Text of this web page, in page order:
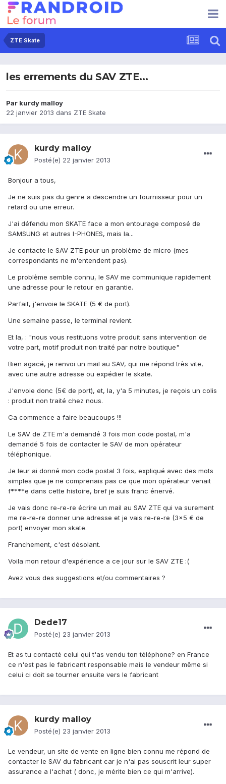
ZTE Skate
les errements du SAV ZTE...
Par kurdy malloy
22 janvier 2013 dans ZTE Skate
kurdy malloy
Posté(e) 22 janvier 2013
Bonjour a tous,
Je ne suis pas du genre a descendre un fournisseur pour un
retard ou une erreur.
J'ai défendu mon SKATE face a mon entourage composé de
SAMSUNG et autres I-PHONES, mais la...
Je contacte le SAV ZTE pour un problème de micro (mes
correspondants ne m'entendent pas).
Le problème semble connu, le SAV me communique rapidement
une adresse pour le retour en garantie.
Parfait, j'envoie le SKATE (5 € de port).
Une semaine passe, le terminal revient.
Et la, : "nous vous restituons votre produit sans intervention de
votre part, motif produit non traité par notre boutique"
Bien agacé, je renvoi un mail au SAV, qui me répond très vite,
avec une autre adresse ou expédier le skate.
J'envoie donc (5€ de port), et, la, y'a 5 minutes, je reçois un colis
: produit non traité chez nous.
Ca commence a faire beaucoups !!!
Le SAV de ZTE m'a demandé 3 fois mon code postal, m'a
demandé 5 fois de contacter le SAV de mon opérateur
téléphonique.
Je leur ai donné mon code postal 3 fois, expliqué avec des mots
simples que je ne comprenais pas ce que mon opérateur venait
f****e dans cette histoire, bref je suis franc énervé.
Je vais donc re-re-re écrire un mail au SAV ZTE qui va surement
me re-re-re donner une adresse et je vais re-re-re (3x5 € de
port) envoyer mon skate.
Franchement, c'est désolant.
Voila mon retour d'expérience a ce jour sur le SAV ZTE :(
Avez vous des suggestions et/ou commentaires ?
Dede17
Posté(e) 23 janvier 2013
Et as tu contacté celui qui t'as vendu ton téléphone? en France
ce n'est pas le fabricant responsable mais le vendeur même si
celui ci doit se tourner ensuite vers le fabricant
kurdy malloy
Posté(e) 23 janvier 2013
Le vendeur, un site de vente en ligne bien connu me répond de
contacter le SAV du fabricant car je n'ai pas souscrit leur super
assurance a l'achat ( donc, je mérite bien ce qui m'arrive).